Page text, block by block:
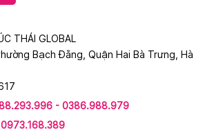
THÁI GLOBAL
Bạch Đằng, Quận Hai Bà Trưng, Hà
- 0386.988.979
0973.168.389